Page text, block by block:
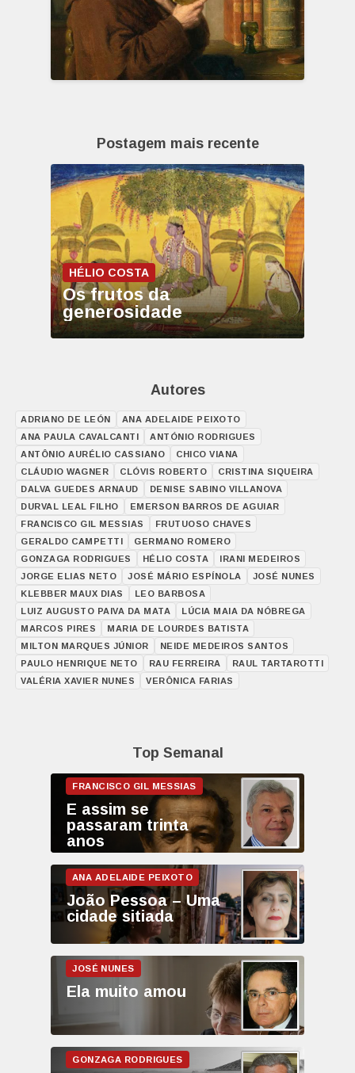
Postagem mais recente
HÉLIO COSTA
Os frutos da
generosidade
Autores
ADRIANO DE LEÓN
ANA ADELAIDE PEIXOTO
ANA PAULA CAVALCANTI
ANTÓNIO RODRIGUES
ANTÔNIO AURÉLIO CASSIANO
CHICO VIANA
CLÁUDIO WAGNER
CLÓVIS ROBERTO
CRISTINA SIQUEIRA
DALVA GUEDES ARNAUD
DENISE SABINO VILLANOVA
DURVAL LEAL FILHO
EMERSON BARROS DE AGUIAR
FRANCISCO GIL MESSIAS
FRUTUOSO CHAVES
GERALDO CAMPETTI
GERMANO ROMERO
GONZAGA RODRIGUES
HÉLIO COSTA
IRANI MEDEIROS
JORGE ELIAS NETO
JOSÉ MÁRIO ESPÍNOLA
JOSÉ NUNES
KLEBBER MAUX DIAS
LEO BARBOSA
LUIZ AUGUSTO PAIVA DA MATA
LÚCIA MAIA DA NÓBREGA
MARCOS PIRES
MARIA DE LOURDES BATISTA
MILTON MARQUES JÚNIOR
NEIDE MEDEIROS SANTOS
PAULO HENRIQUE NETO
RAU FERREIRA
RAUL TARTAROTTI
VALÉRIA XAVIER NUNES
VERÔNICA FARIAS
Top Semanal
E assim se
passaram trinta
anos
João Pessoa – Uma
cidade sitiada
Ela muito amou